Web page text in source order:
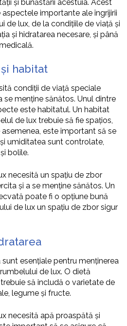
și bunăstării acestuia. Acest
importante ale îngrijirii
de lux, de la condițiile de viață și
și hidratarea necesare, și până
habitat
condiții de viață speciale
menține sănătos. Unul dintre
este habitatul. Un habitat
de lux trebuie să fie spațios,
este important să se
umiditatea sunt controlate,
bolile.
necesită un spațiu de zbor
și a se menține sănătos. Un
poate fi o opțiune bună
de lux un spațiu de zbor sigur
esențiale pentru menținerea
de lux. O dietă
să includă o varietate de
legume și fructe.
necesită apă proaspătă și